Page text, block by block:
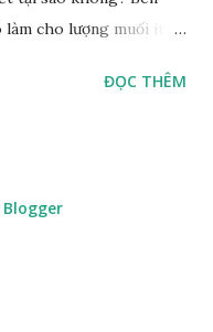
cho lượng muối ít,
ở đây, tạo nên màuĐỌC THÊM